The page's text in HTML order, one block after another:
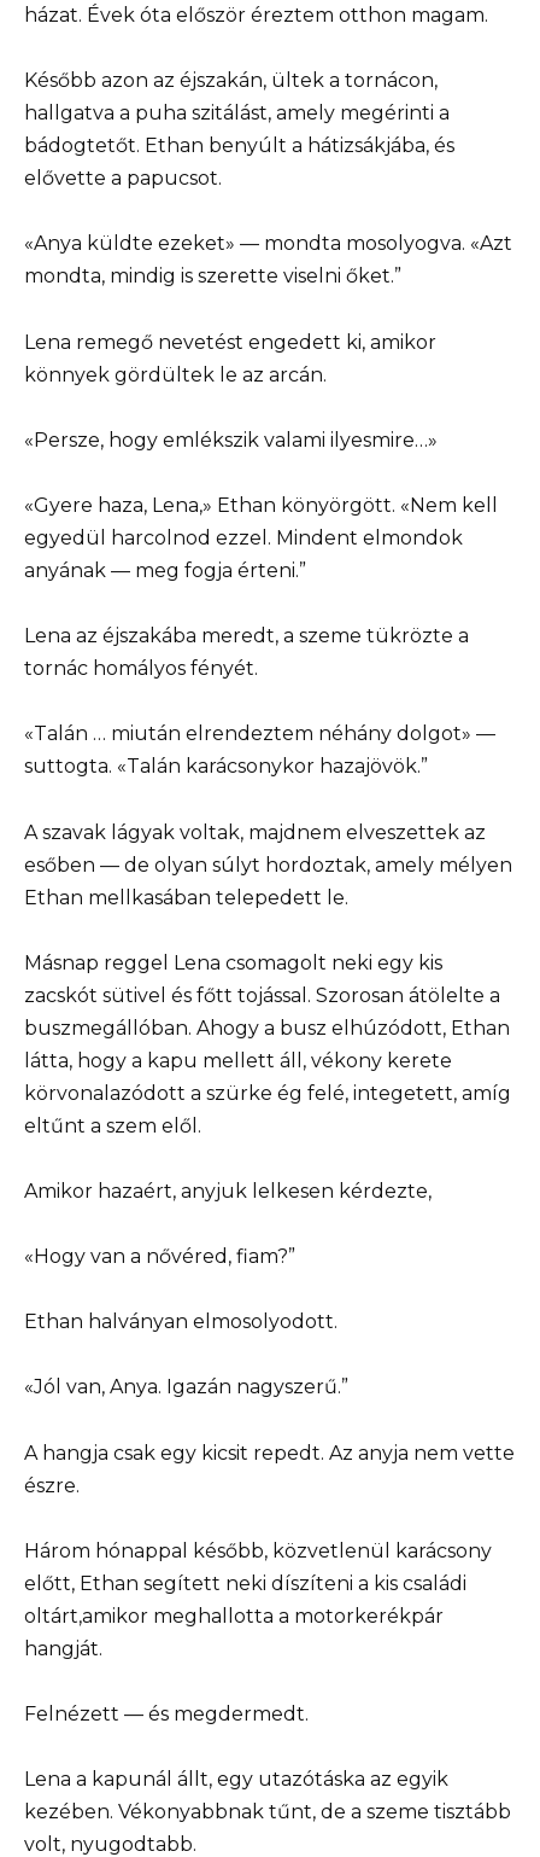
házat. Évek óta először éreztem otthon magam.
Később azon az éjszakán, ültek a tornácon,
hallgatva a puha szitálást, amely megérinti a
bádogtetőt. Ethan benyúlt a hátizsákjába, és
elővette a papucsot.
«Anya küldte ezeket» — mondta mosolyogva. «Azt
mondta, mindig is szerette viselni őket.”
Lena remegő nevetést engedett ki, amikor
könnyek gördültek le az arcán.
«Persze, hogy emlékszik valami ilyesmire…»
«Gyere haza, Lena,» Ethan könyörgött. «Nem kell
egyedül harcolnod ezzel. Mindent elmondok
anyának — meg fogja érteni.”
Lena az éjszakába meredt, a szeme tükrözte a
tornác homályos fényét.
«Talán … miután elrendeztem néhány dolgot» —
suttogta. «Talán karácsonykor hazajövök.”
A szavak lágyak voltak, majdnem elveszettek az
esőben — de olyan súlyt hordoztak, amely mélyen
Ethan mellkasában telepedett le.
Másnap reggel Lena csomagolt neki egy kis
zacskót sütivel és főtt tojással. Szorosan átölelte a
buszmegállóban. Ahogy a busz elhúzódott, Ethan
látta, hogy a kapu mellett áll, vékony kerete
körvonalazódott a szürke ég felé, integetett, amíg
eltűnt a szem elől.
Amikor hazaért, anyjuk lelkesen kérdezte,
«Hogy van a nővéred, fiam?”
Ethan halványan elmosolyodott.
«Jól van, Anya. Igazán nagyszerű.”
A hangja csak egy kicsit repedt. Az anyja nem vette
észre.
Három hónappal később, közvetlenül karácsony
előtt, Ethan segített neki díszíteni a kis családi
oltárt,amikor meghallotta a motorkerékpár
hangját.
Felnézett — és megdermedt.
Lena a kapunál állt, egy utazótáska az egyik
kezében. Vékonyabbnak tűnt, de a szeme tisztább
volt, nyugodtabb.